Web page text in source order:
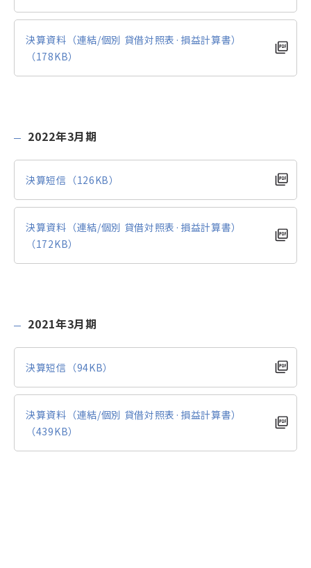
決算資料（連結/個別 貸借対照表·損益計算書）
（178KB）
2022年3月期
決算短信（126KB）
決算資料（連結/個別 貸借対照表·損益計算書）
（172KB）
2021年3月期
決算短信（94KB）
決算資料（連結/個別 貸借対照表·損益計算書）
（439KB）